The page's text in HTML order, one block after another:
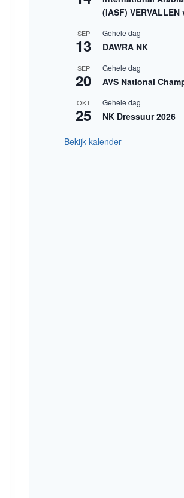
(IASF)
SEP
13
Gehele dag
DAWRA NK
SEP
20
Gehele dag
AVS National
OKT
25
Gehele dag
NK Dressuur 2026
Bekijk kalender